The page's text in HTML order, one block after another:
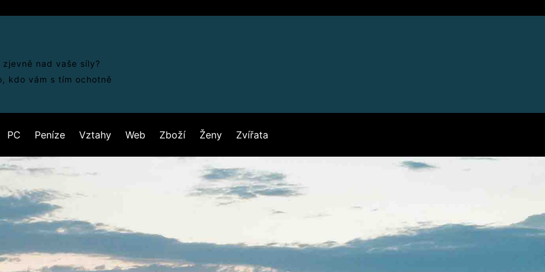
nad vaše síly?
kdo vám s tím ochotně
PC Peníze Vztahy Web Zboží Ženy Zvířata